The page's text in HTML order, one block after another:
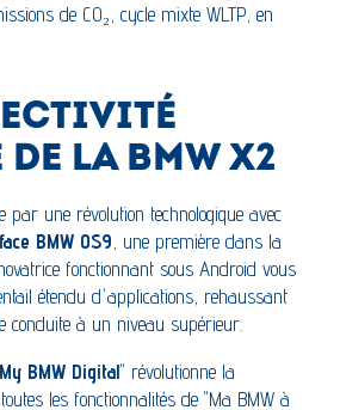
de CO₂, cycle mixte WLTP, en
DE LA BMW X2
par une révolution technologique avec
BMW OS9, une première dans la
fonctionnant sous Android vous
étendu d'applications, rehaussant
conduite à un niveau supérieur.
My BMW Digital" révolutionne la
les fonctionnalités de "Ma BMW à